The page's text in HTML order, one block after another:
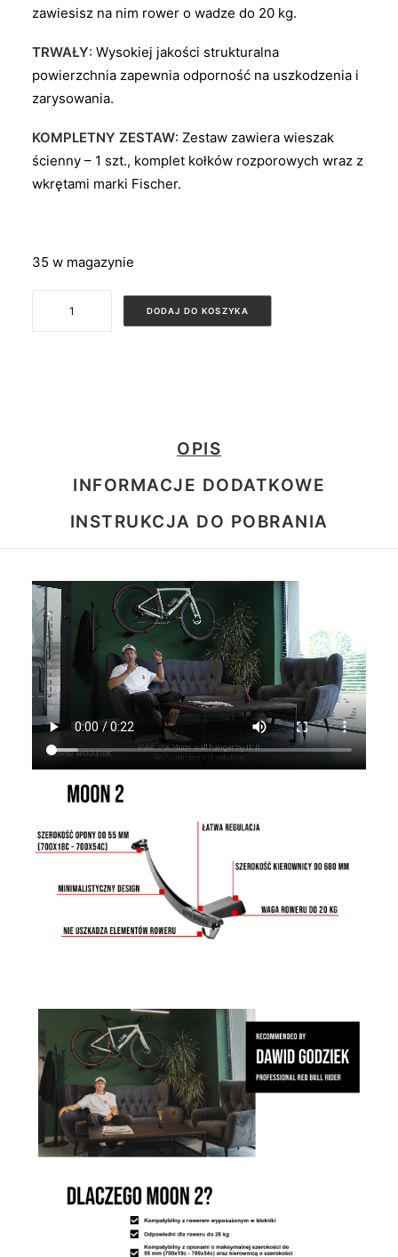
zawiesisz na nim rower o wadze do 20 kg.
TRWAŁY: Wysokiej jakości strukturalna
powierzchnia zapewnia odporność na uszkodzenia i
zarysowania.
KOMPLETNY ZESTAW: Zestaw zawiera wieszak
ścienny – 1 szt., komplet kołków rozporowych wraz z
wkrętami marki Fischer.
35 w magazynie
DODAJ DO KOSZYKA
OPIS
INFORMACJE DODATKOWE
INSTRUKCJA DO POBRANIA